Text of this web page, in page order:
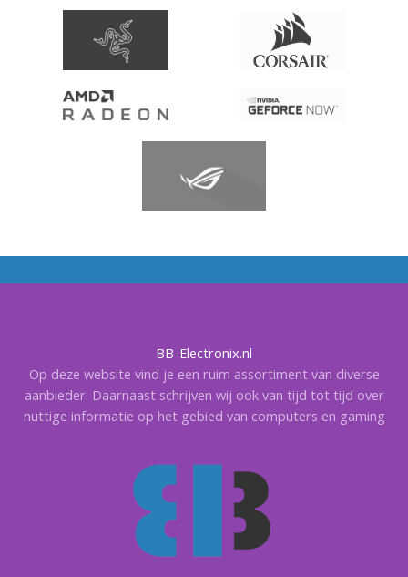
BB-Electronix.nl
Op deze website vind je een ruim assortiment van diverse
aanbieder. Daarnaast schrijven wij ook van tijd tot tijd over
nuttige informatie op het gebied van computers en gaming